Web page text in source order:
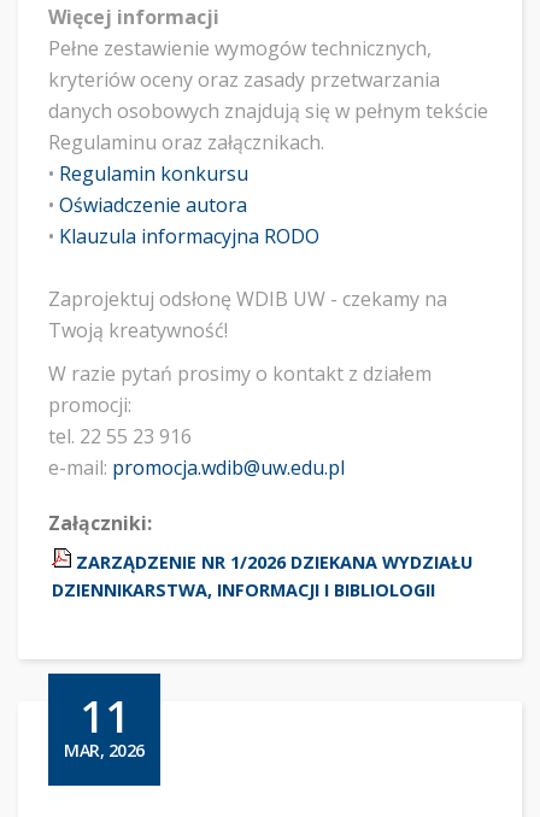
Więcej informacji
​Pełne zestawienie wymogów technicznych,
kryteriów oceny oraz zasady przetwarzania
danych osobowych znajdują się w pełnym tekście
Regulaminu oraz załącznikach.
• ​ Regulamin konkursu
• Oświadczenie autora
• ​ Klauzula informacyjna RODO
Zaprojektuj odsłonę WDIB UW - czekamy na
Twoją kreatywność!
W razie pytań prosimy o kontakt z działem
promocji:
tel. 22 55 23 916
e-mail: promocja.wdib@uw.edu.pl
Załączniki:
ZARZĄDZENIE NR 1/2026 DZIEKANA WYDZIAŁU
DZIENNIKARSTWA, INFORMACJI I BIBLIOLOGII
11
MAR, 2026